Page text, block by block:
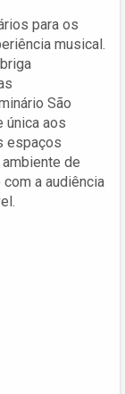
para os
musical.
São
única aos
espaços
de
a audiência